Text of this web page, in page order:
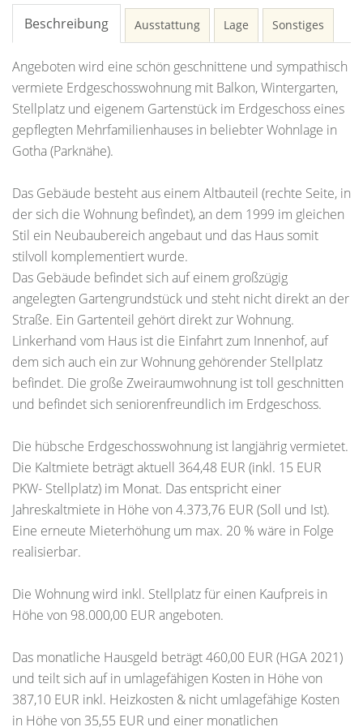
Beschreibung Ausstattung Lage Sonstiges
Angeboten wird eine schön geschnittene und sympathisch
vermiete Erdgeschosswohnung mit Balkon, Wintergarten,
Stellplatz und eigenem Gartenstück im Erdgeschoss eines
gepflegten Mehrfamilienhauses in beliebter Wohnlage in
Gotha (Parknähe).
Das Gebäude besteht aus einem Altbauteil (rechte Seite, in
der sich die Wohnung befindet), an dem 1999 im gleichen
Stil ein Neubaubereich angebaut und das Haus somit
stilvoll komplementiert wurde.
Das Gebäude befindet sich auf einem großzügig
angelegten Gartengrundstück und steht nicht direkt an der
Straße. Ein Gartenteil gehört direkt zur Wohnung.
Linkerhand vom Haus ist die Einfahrt zum Innenhof, auf
dem sich auch ein zur Wohnung gehörender Stellplatz
befindet. Die große Zweiraumwohnung ist toll geschnitten
und befindet sich seniorenfreundlich im Erdgeschoss.
Die hübsche Erdgeschosswohnung ist langjährig vermietet.
Die Kaltmiete beträgt aktuell 364,48 EUR (inkl. 15 EUR
PKW- Stellplatz) im Monat. Das entspricht einer
Jahreskaltmiete in Höhe von 4.373,76 EUR (Soll und Ist).
Eine erneute Mieterhöhung um max. 20 % wäre in Folge
realisierbar.
Die Wohnung wird inkl. Stellplatz für einen Kaufpreis in
Höhe von 98.000,00 EUR angeboten.
Das monatliche Hausgeld beträgt 460,00 EUR (HGA 2021)
und teilt sich auf in umlagefähigen Kosten in Höhe von
387,10 EUR inkl. Heizkosten & nicht umlagefähige Kosten
in Höhe von 35,55 EUR und einer monatlichen